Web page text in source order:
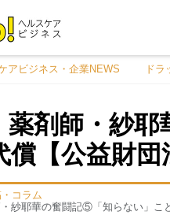
アビジネス・企業NEWS ド
薬剤師・紗
償【公益財
コラム
・紗耶華の奮闘記⑤「知らない」